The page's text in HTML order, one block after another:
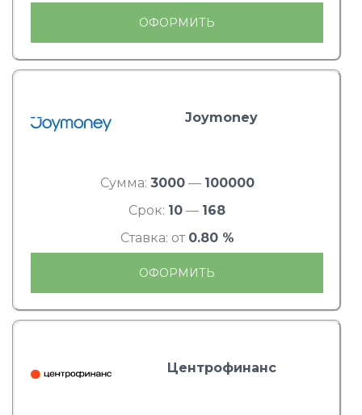
ОФОРМИТЬ
Joymoney
Сумма: 3000— 100000
Срок: 10 — 168
Ставка: от 0.80 %
ОФОРМИТЬ
Центрофинанс